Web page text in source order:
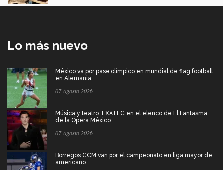
Lo más nuevo
México va por pase olímpico en mundial de flag football
en Alemania
07 Agosto 2026
Música y teatro: EXATEC en el elenco de El Fantasma
de la Ópera México
07 Agosto 2026
Borregos CCM van por el campeonato en liga mayor de
americano